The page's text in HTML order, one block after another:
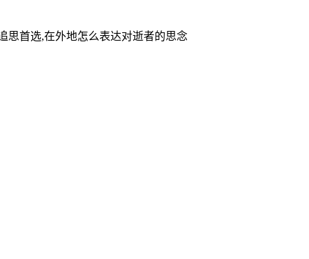
思首选,在外地怎么表达对逝者的思念